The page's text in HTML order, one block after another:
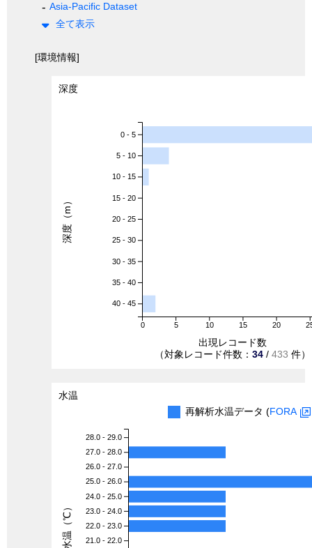
Asia-Pacific Dataset
全て表示
[環境情報]
深度
0 5 10 15 20
0 - 5
5 - 10
10 - 15
15 - 20
20 - 25
25 - 30
30 - 35
35 - 40
40 - 45
出現レコード数
（対象レコード件数： 34 / 433 件）
深度（m）
水温
再解析水温データ (FORA
28.0 - 29.0
27.0 - 28.0
26.0 - 27.0
25.0 - 26.0
24.0 - 25.0
23.0 - 24.0
22.0 - 23.0
21.0 - 22.0
水温（℃）